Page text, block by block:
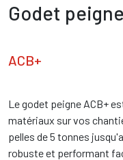
Godet
ACB+
Le godet peigne ACB+
matériaux sur vos
pelles de 5 tonnes
robuste et performant